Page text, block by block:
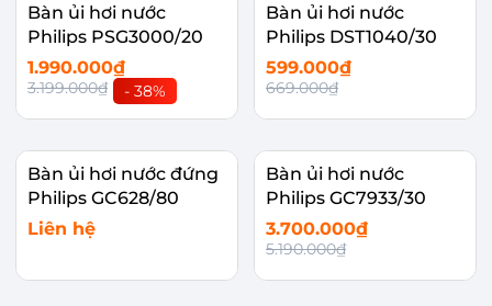
Bàn ủi hơi nước
Philips PSG3000/20
1.990.000₫
3.199.000₫ - 38%
Bàn ủi hơi nước
Philips DST1040/30
599.000₫
669.000₫
Bàn ủi hơi nước đứng
Philips GC628/80
Liên hệ
Bàn ủi hơi nước
Philips GC7933/30
3.700.000₫
5.190.000₫